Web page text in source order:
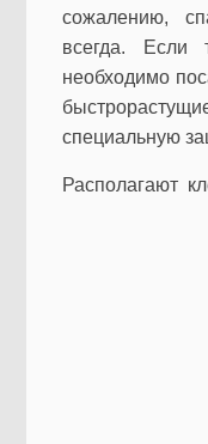
сожалению,
всегда. Если
необходимо
специальную
Располагают